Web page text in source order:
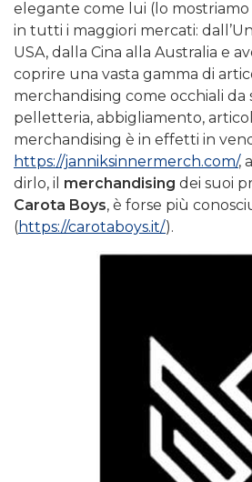
elegante come lui (lo
in tutti i maggiori mercati:
USA, dalla Cina alla Australia e
coprire una vasta gamma di
merchandising come occhiali da
pelletteria, abbigliamento,
merchandising è in effetti in
https://janniksinnermerch.com/,
dirlo, il merchandising dei suoi
Carota Boys, è forse più
(https://carotaboys.it/).